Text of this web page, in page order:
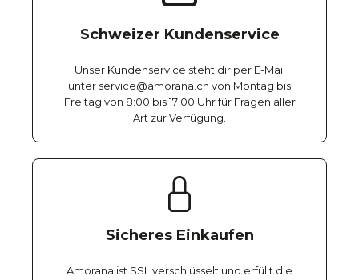
Schweizer Kundenservice
Unser Kundenservice steht dir per E-Mail
unter service@amorana.ch von Montag bis
Freitag von 8:00 bis 17:00 Uhr für Fragen aller
Art zur Verfügung.
Sicheres Einkaufen
Amorana ist SSL verschlüsselt und erfüllt die